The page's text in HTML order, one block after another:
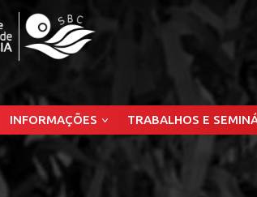
INFORMAÇÕES TRABALHOS E